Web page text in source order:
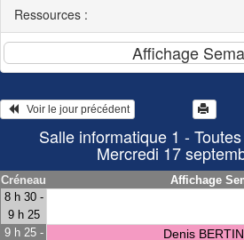
Ressources :
   Voir le jour précédent
Salle informatique 1 -
Mercredi 17
Créneau
Affichage
8 h 30 -
9 h 25
9 h 25 -
Denis